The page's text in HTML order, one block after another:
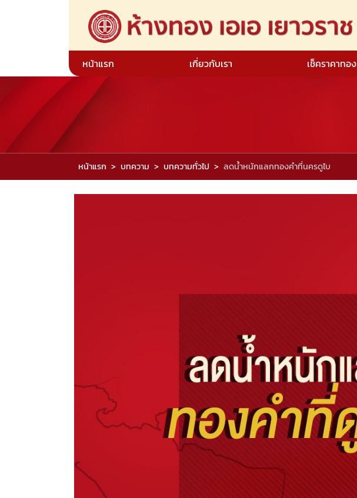
หน้าแรก เกี่ยวกับเรา เช็คราคาทอง
หน้าแรก บทความ บทความทั่วไป ลดน้ำหนักแลกทองคำที่นครดูไบ